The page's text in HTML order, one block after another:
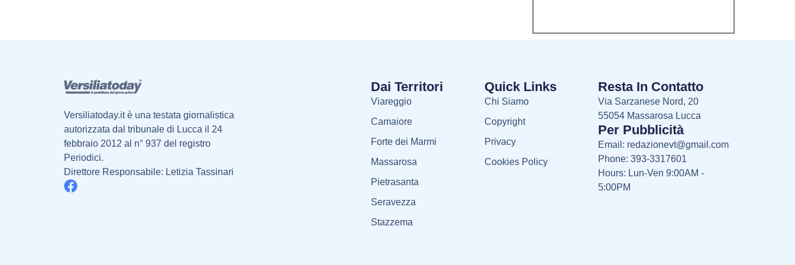
Versiliatoday.it è una testata giornalistica
autorizzata dal tribunale di Lucca il 24
febbraio 2012 al n° 937 del registro
Periodici.
Direttore Responsabile: Letizia Tassinari
Dai Territori
Viareggio
Camaiore
Forte dei Marmi
Massarosa
Pietrasanta
Seravezza
Stazzema
Quick Links
Chi Siamo
Copyright
Privacy
Cookies Policy
Resta In Contatto
Via Sarzanese Nord, 20
55054 Massarosa Lucca
Per Pubblicità
Email: redazionevt@gmail.com
Phone: 393-3317601
Hours: Lun-Ven 9:00AM -
5:00PM